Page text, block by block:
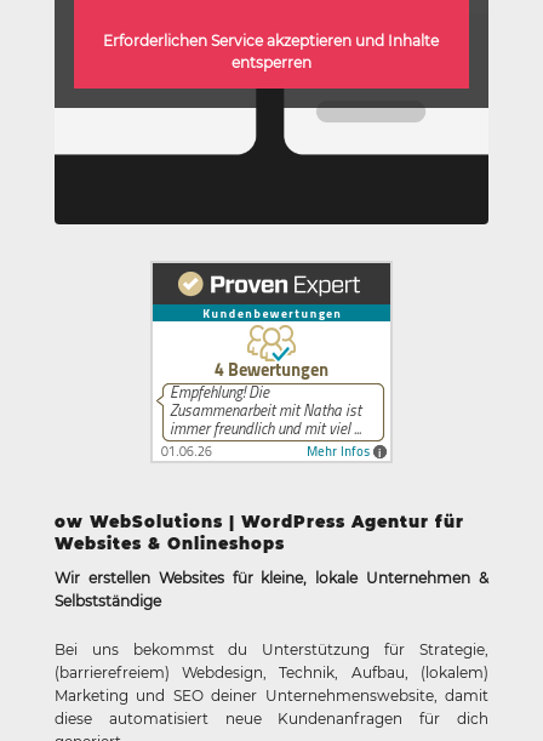
Erforderlichen Service akzeptieren und Inhalte
entsperren
ow WebSolutions | WordPress Agentur für
Websites & Onlineshops
Wir erstellen Websites für kleine, lokale Unternehmen &
Selbstständige
Bei uns bekommst du Unterstützung für Strategie,
(barrierefreiem) Webdesign, Technik, Aufbau, (lokalem)
Marketing und SEO deiner Unternehmenswebsite, damit
diese automatisiert neue Kundenanfragen für dich